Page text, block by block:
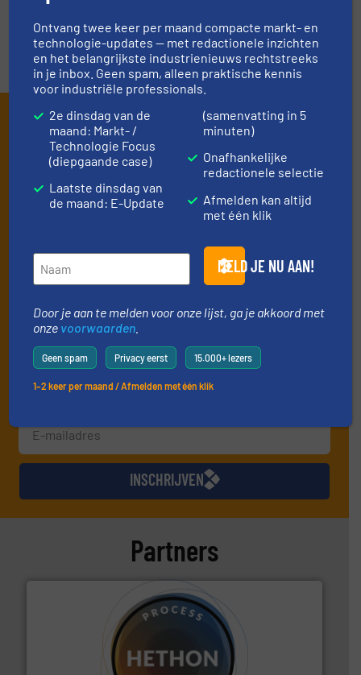
Schrijf je in en ontvang ons
nieuws
Mis, net als 10000+ andere lezers, niets meer
van de (technische) ontwikkelingen binnen
Door je aan te melden voor onze lijst, ga je akkoord met
onzevoorwaarden
. We versturen maandelijks twee
nieuwsbrieven, de maandelijkse E-Update (iedere laatste
en één E-Product nieuwsbrief (iedere tweede dinsdag van de
maand) die gericht is op een bepaalde technologie.
INSCHRIJVEN
Partners
Ontvang twee keer per maand compacte markt- en
technologie-updates — met redactionele inzichten
en het belangrijkste industrienieuws rechtstreeks
in je inbox. Geen spam, alleen praktische kennis
voor industriële professionals.
2e dinsdag van de
maand: Markt- /
Technologie Focus
(diepgaande case)
Laatste dinsdag van
de maand: E-Update
(samenvatting in 5
minuten)
Onafhankelijke
redactionele selectie
Afmelden kan altijd
met één klik
MELD JE NU AAN!
Door je aan te melden voor onze lijst, ga je akkoord met
onze voorwaarden
Geen spam Privacy eerst 15.000+ lezers
1–2 keer per maand / Afmelden met één klik